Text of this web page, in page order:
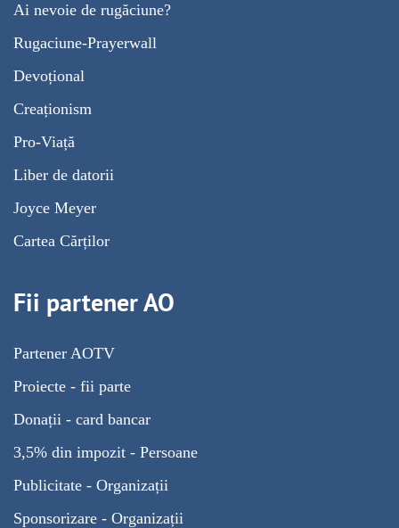
Ai nevoie de rugăciune?
Rugaciune-Prayerwall
Devoțional
Creaționism
Pro-Viață
Liber de datorii
Joyce Meyer
Cartea Cărților
Fii partener AO
Partener AOTV
Proiecte - fii parte
Donații - card bancar
3,5% din impozit - Persoane
Publicitate - Organizații
Sponsorizare - Organizații